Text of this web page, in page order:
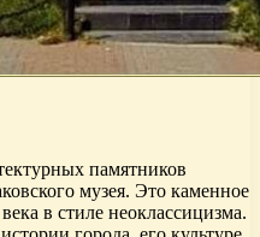
памятников
музея. Это каменное
в стиле неоклассицизма.